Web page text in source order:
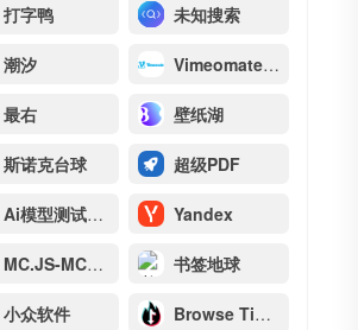
打字鸭 未知搜索
潮汐 Vimeomate – Vimeo视频下载器
最右 壁纸湖
斯诺克台球 超级PDF
Ai模型测试排行 Yandex
MC.JS-MC网页版 书签地球
小众软件 Browse TikToks